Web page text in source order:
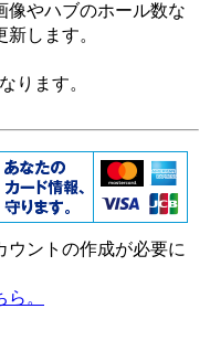
像やハブのホール数な
します。
ります。
ウントの作成が必要に
。